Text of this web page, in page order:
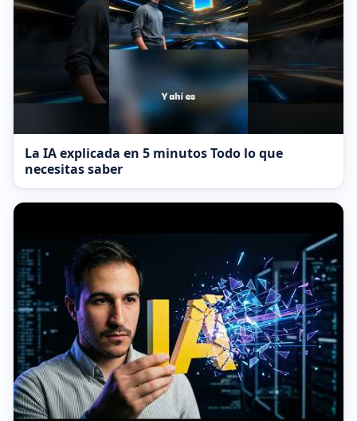
La IA explicada en 5 minutos Todo lo que
necesitas saber